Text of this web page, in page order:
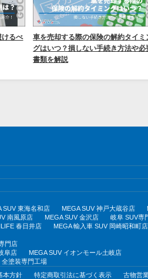
けるべ
車を売却する際の保険の解約タイミ
グはいつ？損しない手続き方法や必
書類を解説
SUV 東海名和店 MEGA SUV 神戸大蔵谷店
南風原店 MEGA SUV 金沢店 岐阜 SUV専
春日井店 MEGA 輸入車 SUV 岡崎昭和町店
門店
阜店
MEGA SUV イオンモール土岐店
全塗装専門工場
本方針 特定商取引法に基づく表示 古物営